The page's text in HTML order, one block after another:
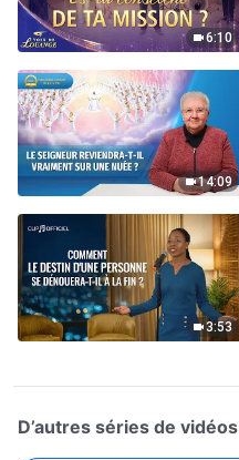
6:10
14:09
3:53
D’autres séries de vidéos